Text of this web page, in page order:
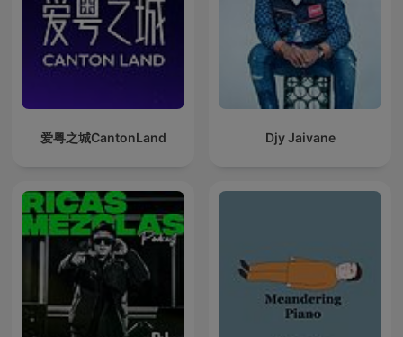
爱粤之城CantonLand Djy Jaivane